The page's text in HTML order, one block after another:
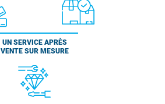
UN SERVICE APRÈS
VENTE SUR MESURE